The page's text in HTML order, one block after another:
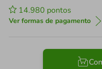
14.980 pontos
Ver formas de pagamento